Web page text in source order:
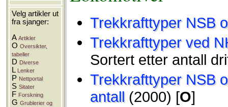
Velg artikler ut
fra sjanger:
AArtikler
OOversikter,
tabeller
D Diverse
L Lenker
P Nettportal
SSitater
F Forskning
GGrublerier og
Trekkrafttyper NSB
Trekkrafttyper ved
Sortert etter antall
Trekkrafttyper NSB
antall(2000) [O]